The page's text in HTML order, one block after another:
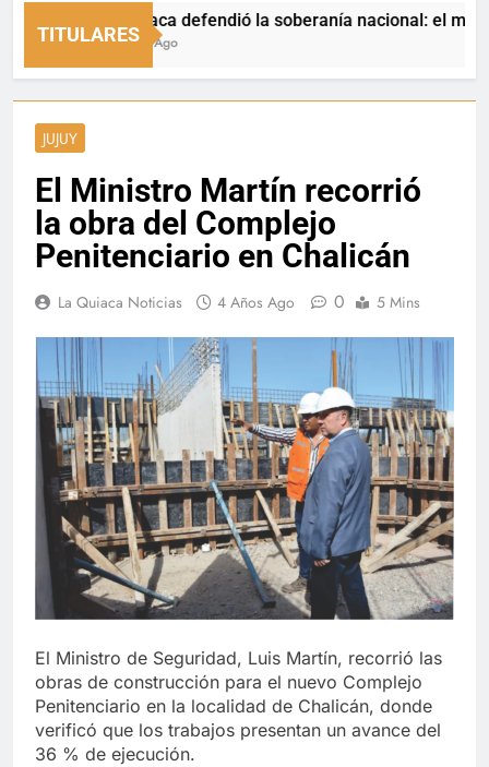
TITULARES
La Quiaca defendió la soberanía nacional: el
11 Horas Ago
JUJUY
El Ministro Martín recorrió
la obra del Complejo
Penitenciario en Chalicán
La Quiaca Noticias 4 Años Ago 0 5 Mins
El Ministro de Seguridad, Luis Martín, recorrió las
obras de construcción para el nuevo Complejo
Penitenciario en la localidad de Chalicán, donde
verificó que los trabajos presentan un avance del
36 % de ejecución.